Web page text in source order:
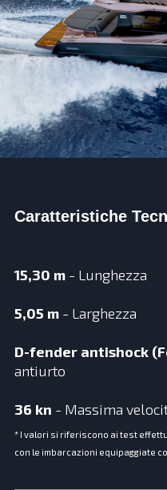
Caratteristiche
15,30 m - Lunghezza
5,05 m - Larghezza
D-fender antishock
antiurto
36 kn - Massima
* I valori si riferiscono ai test
con le imbarcazioni equipaggiate